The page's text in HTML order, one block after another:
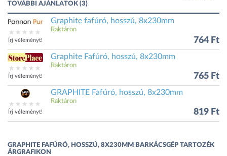
TOVÁBBI AJÁNLATOK (3)
Írj véleményt!
Graphite fafúró, hosszú, 8x230mm
Raktáron
764 Ft
Írj véleményt!
Graphite Fafúró, hosszú, 8x230mm
Raktáron
765 Ft
Írj véleményt!
GRAPHITE Fafúró, hosszú, 8x230mm
Raktáron
819 Ft
GRAPHITE FAFÚRÓ, HOSSZÚ, 8X230MM BARKÁCSGÉP TARTOZÉK
ÁRGRAFIKON